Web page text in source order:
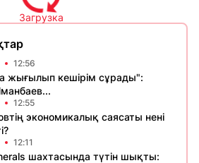
Загрузка
12:56
жығылып кешірім сұрады":
12:55
экономикалық саясаты нені
12:11
шахтасында түтін шықты: